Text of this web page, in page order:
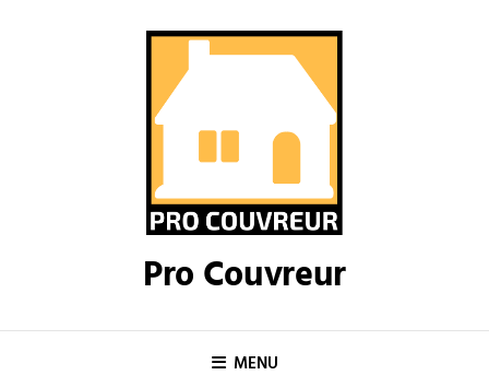
Pro Couvreur
MENU